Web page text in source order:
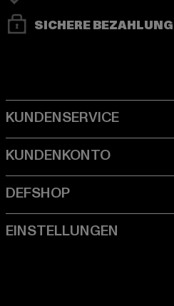
SICHERE BEZAHLUNG